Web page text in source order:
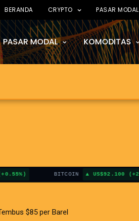
BERANDA CRYPTO PASAR MODAL
PASAR MODAL KOMODITAS
US$92.100 (+2.10%)
Selat Hormuz